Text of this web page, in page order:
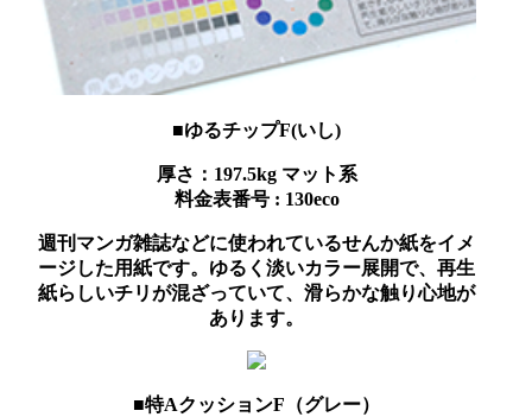
■ゆるチップF(いし)
厚さ：197.5kg マット系
料金表番号 : 130eco
週刊マンガ雑誌などに使われているせんか紙をイメ
ージした用紙です。ゆるく淡いカラー展開で、再生
紙らしいチリが混ざっていて、滑らかな触り心地が
あります。
■特AクッションF（グレー）